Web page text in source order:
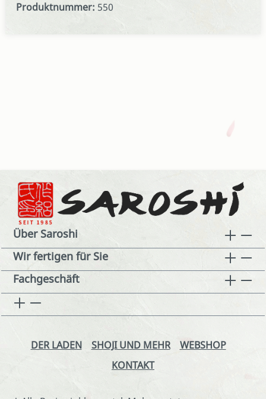
Produktnummer: 550
Über Saroshi
Wir fertigen für Sie
Fachgeschäft
DER LADEN SHOJI UND MEHR
WEBSHOP
KONTAKT